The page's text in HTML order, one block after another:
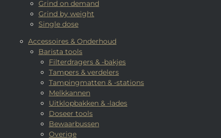
Grind on demand
Grind by weight
Single dose
Accessoires & Onderhoud
Barista tools
Filterdragers & -bakjes
Tampers & verdelers
Tampingmatten & -stations
Melkkannen
Uitklopbakken & -lades
Doseer tools
Bewaarbussen
Overige